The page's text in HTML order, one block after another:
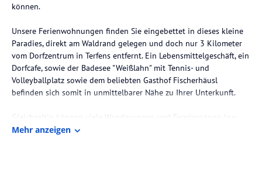
können.
Unsere Ferienwohnungen finden Sie eingebettet in dieses kleine
Paradies, direkt am Waldrand gelegen und doch nur 3 Kilometer
vom Dorfzentrum in Terfens entfernt. Ein Lebensmittelgeschäft, ein
Dorfcafe, sowie der Badesee "Weißlahn" mit Tennis- und
Volleyballplatz sowie dem beliebten Gasthof Fischerhäusl
befinden sich somit in unmittelbarer Nähe zu Ihrer Unterkunft.
Gleichzeitig können viele Wanderungen und Spaziergänge (zur
Ganalm, Walderalm oder zur Hinterhornalm) ohne lange Anfahrt
Mehr anzeigen